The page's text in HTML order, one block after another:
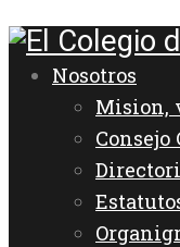
Nosotros
Mision,
Consejo